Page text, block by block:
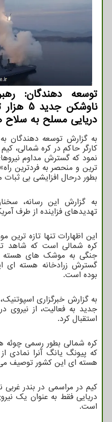
توسعه دهندگان:
ناوشکن
دریایی مسلح به سلاح
به گزارش توسعه دهندگان
کارگر حاکم در کره شمالی،
نمود که گسترش مداوم
ترین و منحصر به فردترین
بطور درحال افزایشی بی
به گزارش این رسانه،
تهدیدهای فزاینده از طرف
این اظهارات تنها تازه ترین
کره شمالی است که شاهد
گسترش زرادخانه هسته ای
بوده است.
به گزارش خبرگزاری
جدید به فعالیت، از
استقبال کرد.
که پیونگ یانگ آنرا نمادی
هسته ای این کشور توصیف می
کیم در مراسمی در بندر غربی
دریایی فقط به عنوان یک
است.